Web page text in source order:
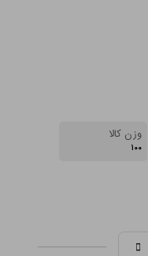
وزن کالا
۱۰۰